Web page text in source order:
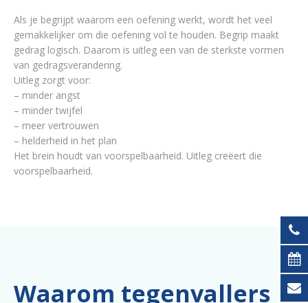
Als je begrijpt waarom een oefening werkt, wordt het veel
gemakkelijker om die oefening vol te houden. Begrip maakt
gedrag logisch. Daarom is uitleg een van de sterkste vormen
van gedragsverandering.
Uitleg zorgt voor:
– minder angst
– minder twijfel
– meer vertrouwen
– helderheid in het plan
Het brein houdt van voorspelbaarheid. Uitleg creëert die
voorspelbaarheid.
Waarom tegenvallers